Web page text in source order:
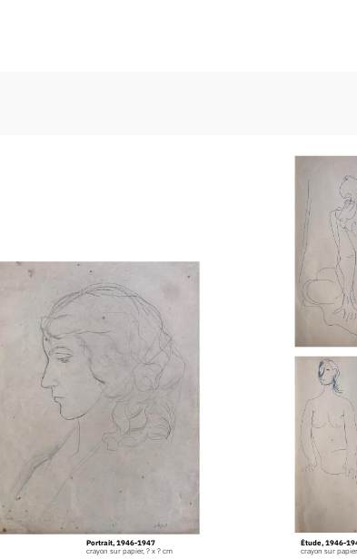
Portrait, 1946-1947
crayon sur papier, ? x ? cm
Étude, 1946-
crayon sur